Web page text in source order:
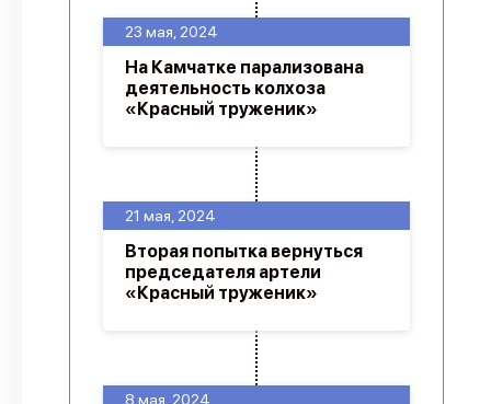
8 мая, 2024
21 мая, 2024
Вторая попытка вернуться
председателя артели
«Красный труженик»
23 мая, 2024
На Камчатке парализована
деятельность колхоза
«Красный труженик»